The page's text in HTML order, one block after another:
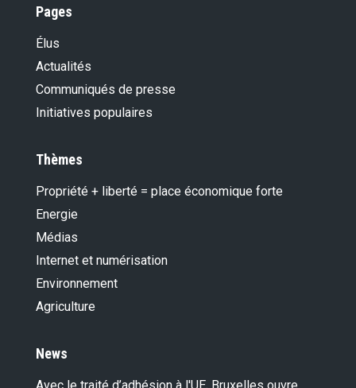
Pages
Élus
Actualités
Communiqués de presse
Initiatives populaires
Thèmes
Propriété + liberté = place économique forte
Energie
Médias
Internet et numérisation
Environnement
Agriculture
News